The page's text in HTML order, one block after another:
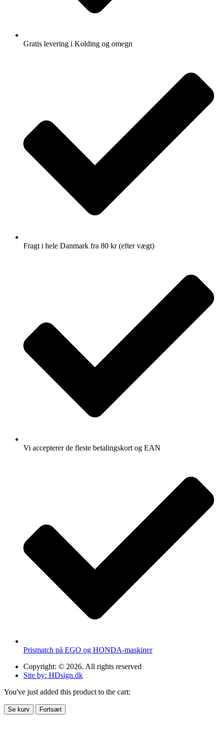
Gratis levering i Kolding og omegn
Fragt i hele Danmark fra 80 kr (efter vægt)
Vi accepterer de fleste betalingskort og EAN
Prismatch på EGO og HONDA-maskiner
Copyright: © 2026. All rights reserved
Site by: HDsign.dk
You've just added this product to the cart:
Se kurv Fortsæt